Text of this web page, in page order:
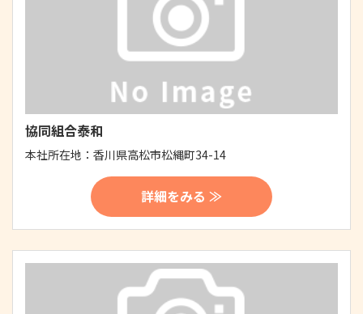
協同組合泰和
本社所在地： 香川県高松市松縄町34-14
詳細をみる ≫